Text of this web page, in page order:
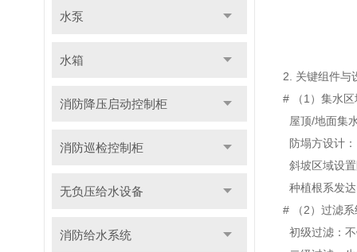
水泵
水箱
消防降压启动控制柜
消防巡检控制柜
无负压给水设备
消防给水系统
2 关键组件与
#
（1 ）集水区
屋顶/地面集
防塌方设计 ：
斜坡区域设置
种植根系发
#
（2）过滤
初级过滤 ：